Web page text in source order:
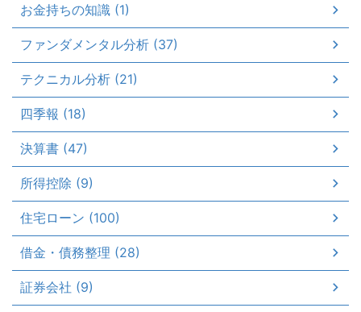
お金持ちの知識 (1)
ファンダメンタル分析 (37)
テクニカル分析 (21)
四季報 (18)
決算書 (47)
所得控除 (9)
住宅ローン (100)
借金・債務整理 (28)
証券会社 (9)